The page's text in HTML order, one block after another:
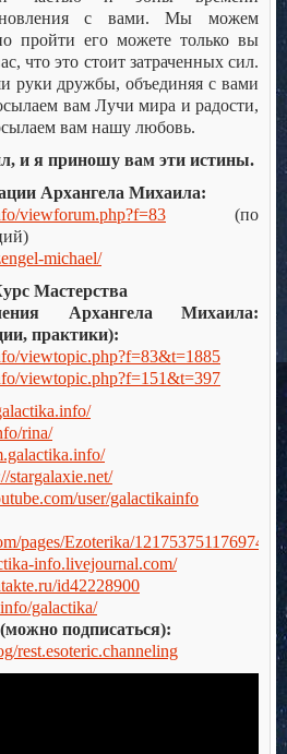
с вами. Мы можем
пройти его можете только вы
что это стоит затраченных сил.
руки дружбы, объединяя с вами
вам Лучи мира и радости,
вам нашу любовь.
и я приношу вам эти истины.
Архангела Михаила:
viewforum.php?f=83 (по
michael/
Мастерства
Архангела Михаила:
практики):
viewtopic.php?f=83&t=1885
viewtopic.php?f=151&t=397
rina/
stargalaxie.net/
user/galactikainfo
pages/Ezoterika/121753751176974
info.livejournal.com/
id42228900
galactika/
подписаться):
rest.esoteric.channeling